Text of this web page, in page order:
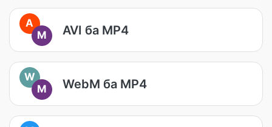
A
M
AVI ба MP4
W
M
WebM ба MP4